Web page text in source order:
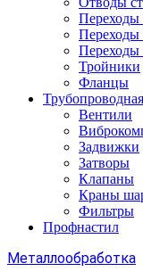
Переходы
Переходы
Переходы
Тройники
Фланцы
Вентили
Задвижки
Затворы
Клапаны
Краны
Фильтры
Профнастил
Металлообработка